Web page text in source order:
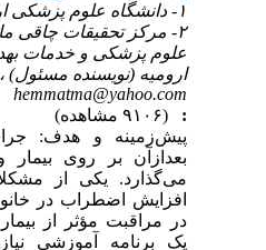
۱- دانشگاه علوم پزشکی ارومیه
۲- مرکز تحقیقات چاقی
علوم پزشکی و خدمات
ارومیه (نویسنده مسئول) ،
hemmatma@yahoo.com
:
(۹۱۰۶ مشاهده)
پیش‌زمینه و هدف:
بعدازآن بر روی بیمار و
می‌گذارد. یکی از
افزایش اضطراب در
در مراقبت مؤثر از
یک برنامه آموزشی